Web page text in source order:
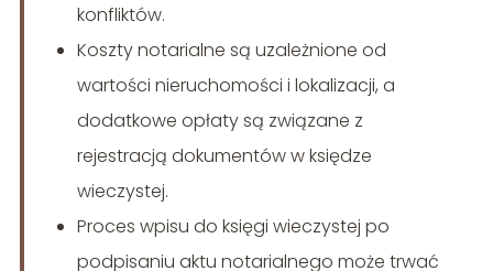
konfliktów.
Koszty notarialne są uzależnione od
wartości nieruchomości i lokalizacji, a
dodatkowe opłaty są związane z
rejestracją dokumentów w księdze
wieczystej.
Proces wpisu do księgi wieczystej po
podpisaniu aktu notarialnego może trwać